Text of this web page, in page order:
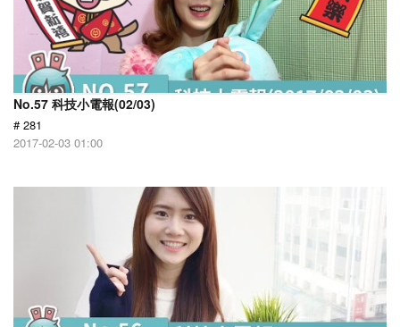
No.57 科技小電報(02/03)
# 281
2017-02-03 01:00